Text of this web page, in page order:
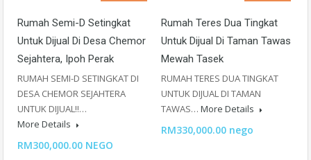
Rumah Semi-D Setingkat
Untuk Dijual Di Desa Chemor
Sejahtera, Ipoh Perak
RUMAH SEMI-D SETINGKAT DI
DESA CHEMOR SEJAHTERA
UNTUK DIJUAL!!…
More Details
RM300,000.00 NEGO
Rumah Teres Dua Tingkat
Untuk Dijual Di Taman Tawas
Mewah Tasek
RUMAH TERES DUA TINGKAT
UNTUK DIJUAL DI TAMAN
TAWAS… More Details
RM330,000.00 nego